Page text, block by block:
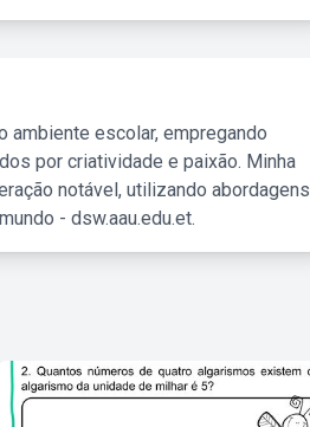
ambiente escolar, empregando
por criatividade e paixão. Minha
notável, utilizando abordagens
- dsw.aau.edu.et.